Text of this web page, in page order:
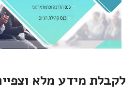
לקבלת מידע מלא